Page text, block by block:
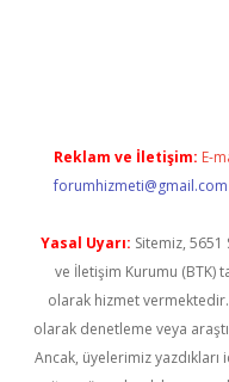
Reklam ve İletişim: E-
forumhizmeti@gmail.com
Yasal Uyarı: Sitemiz, 5651
ve İletişim Kurumu (BTK)
olarak hizmet
olarak denetleme veya
Ancak, üyelerimiz